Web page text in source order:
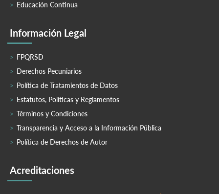
Educación Continua
Información Legal
FPQRSD
Derechos Pecuniarios
Política de Tratamientos de Datos
Estatutos, Políticas y Reglamentos
Términos y Condiciones
Transparencia y Acceso a la Información Pública
Política de Derechos de Autor
Acreditaciones